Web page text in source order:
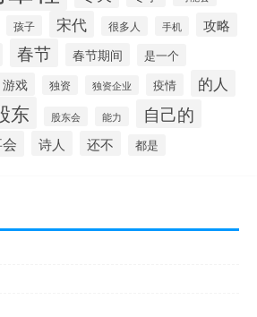
孩子 宋代 很多人 手机 攻略
春节 春节期间 是一个
游戏 独资 独资企业 疫情 的人
东 股东会 能力 自己的
诗人 还不 都是